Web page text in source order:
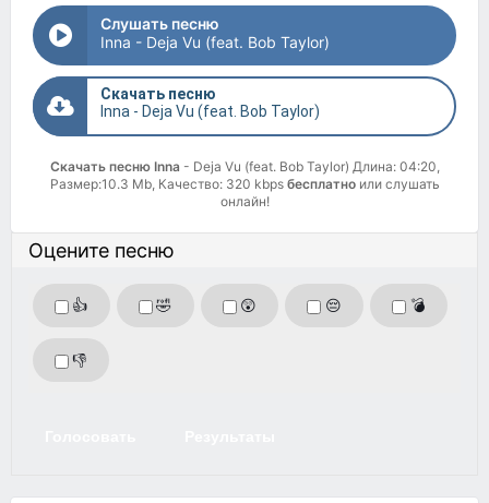
Слушать песню
Inna - Deja Vu (feat. Bob Taylor)
Скачать песню
Inna - Deja Vu (feat. Bob Taylor)
Скачать песню Inna - Deja Vu (feat. Bob Taylor) Длина: 04:20,
Размер:10.3 Mb, Качество: 320 kbps бесплатноили слушать
онлайн!
Оцените песню
👍 🤣 😲 😔 💣
👎